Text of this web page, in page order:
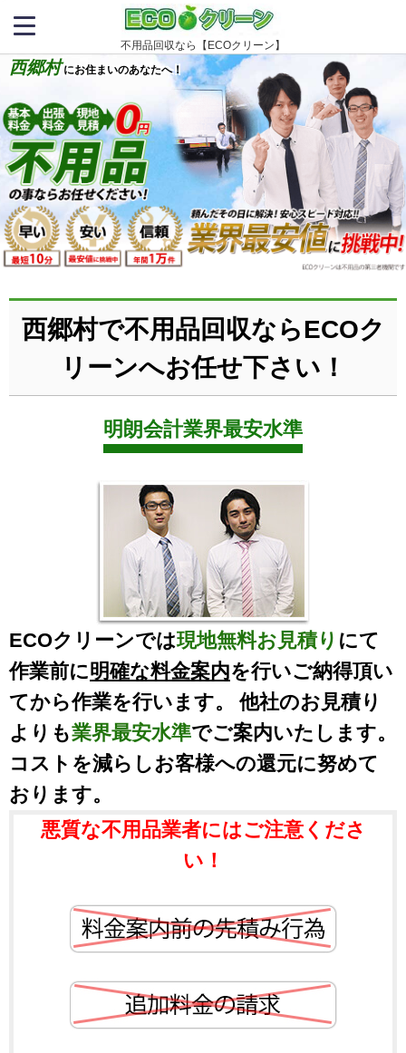
不用品回収なら【ECOクリーン】
西郷村 にお住まいのあなたへ！
西郷村で不用品回収ならECOク
リーンへお任せ下さい！
明朗会計業界最安水準
ECOクリーンでは現地無料お見積り にて
作業前に明確な料金案内を行いご納得頂い
てから作業を行います。 他社のお見積り
よりも業界最安水準でご案内いたします。
コストを減らしお客様への還元に努めて
おります。
悪質な不用品業者にはご注意くださ
い！